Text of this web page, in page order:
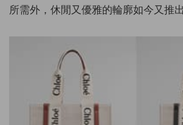
所需外，休閒又優雅的輪廓如今又推